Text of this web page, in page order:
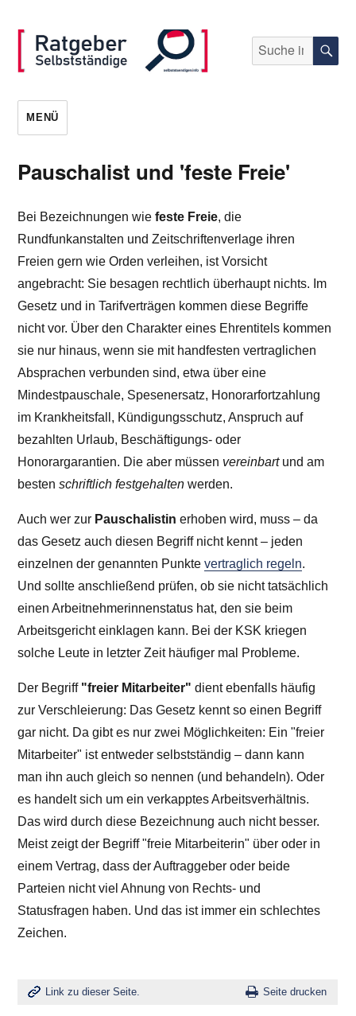
selbststaendigen.info
Suche
nach:
MENÜ
Pauschalist und 'feste Freie'
Bei Bezeichnungen wiefeste Freie, die
Rundfunkanstalten und Zeitschriftenverlage ihren
Freien gern wie Orden verleihen, ist Vorsicht
angebracht: Sie besagen rechtlich überhaupt nichts. Im
Gesetz und in Tarifverträgen kommen diese Begriffe
nicht vor. Über den Charakter eines Ehrentitels kommen
sie nur hinaus, wenn sie mit handfesten vertraglichen
Absprachen verbunden sind, etwa über eine
Mindestpauschale, Spesenersatz, Honorarfortzahlung
im Krankheitsfall, Kündigungsschutz, Anspruch auf
bezahlten Urlaub, Beschäftigungs- oder
Honorargarantien. Die aber müssen vereinbartund am
bestenschriftlich festgehalten werden.
Auch wer zur Pauschalistinerhoben wird, muss – da
das Gesetz auch diesen Begriff nicht kennt – jeden
einzelnen der genannten Punktevertraglich regeln.
Und sollte anschließend prüfen, ob sie nicht tatsächlich
einen Arbeitnehmerinnenstatus hat, den sie beim
Arbeitsgericht einklagen kann. Bei der KSK kriegen
solche Leute in letzter Zeit häufiger mal Probleme.
Der Begriff "freier Mitarbeiter" dient ebenfalls häufig
zur Verschleierung: Das Gesetz kennt so einen Begriff
gar nicht. Da gibt es nur zwei Möglichkeiten: Ein "freier
Mitarbeiter" ist entweder selbstständig – dann kann
man ihn auch gleich so nennen (und behandeln). Oder
es handelt sich um ein verkapptes Arbeitsverhältnis.
Das wird durch diese Bezeichnung auch nicht besser.
Meist zeigt der Begriff "freie Mitarbeiterin" über oder in
einem Vertrag, dass der Auftraggeber oder beide
Parteien nicht viel Ahnung von Rechts- und
Statusfragen haben. Und das ist immer ein schlechtes
Zeichen.
Link zu dieser Seite. Seite drucken